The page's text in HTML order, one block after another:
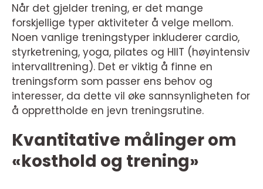
Når det gjelder trening, er det mange
forskjellige typer aktiviteter å velge mellom.
Noen vanlige treningstyper inkluderer cardio,
styrketrening, yoga, pilates og HIIT (høyintensiv
intervalltrening). Det er viktig å finne en
treningsform som passer ens behov og
interesser, da dette vil øke sannsynligheten for
å opprettholde en jevn treningsrutine.
Kvantitative målinger om
«kosthold og trening»